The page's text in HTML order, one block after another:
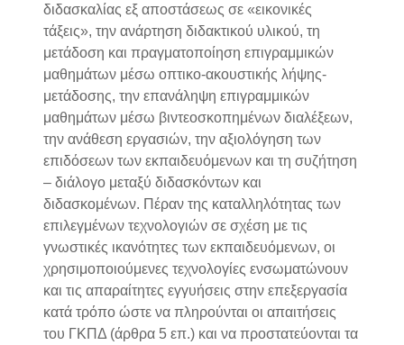
διδασκαλίας εξ αποστάσεως σε «εικονικές
τάξεις», την ανάρτηση διδακτικού υλικού, τη
μετάδοση και πραγματοποίηση επιγραμμικών
μαθημάτων μέσω οπτικο-ακουστικής λήψης-
μετάδοσης, την επανάληψη επιγραμμικών
μαθημάτων μέσω βιντεοσκοπημένων διαλέξεων,
την ανάθεση εργασιών, την αξιολόγηση των
επιδόσεων των εκπαιδευόμενων και τη συζήτηση
– διάλογο μεταξύ διδασκόντων και
διδασκομένων. Πέραν της καταλληλότητας των
επιλεγμένων τεχνολογιών σε σχέση με τις
γνωστικές ικανότητες των εκπαιδευόμενων, οι
χρησιμοποιούμενες τεχνολογίες ενσωματώνουν
και τις απαραίτητες εγγυήσεις στην επεξεργασία
κατά τρόπο ώστε να πληρούνται οι απαιτήσεις
του ΓΚΠΔ (άρθρα 5 επ.) και να προστατεύονται τα